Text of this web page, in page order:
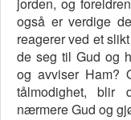
jorden, og
også er verdige
reagerer ved et
de seg til Gud og
og avviser Ham?
tålmodighet, blir
nærmere Gud og